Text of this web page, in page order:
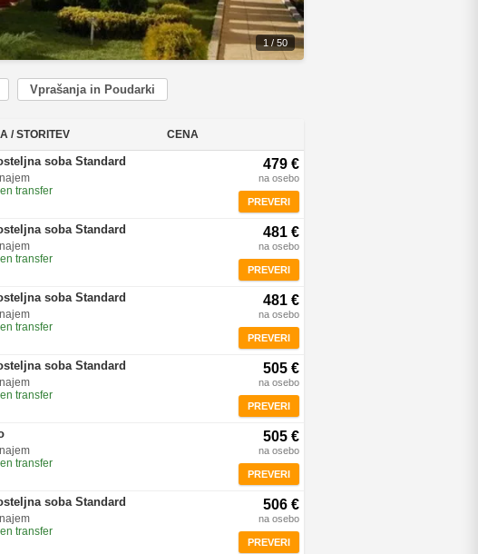
1 / 50
Vprašanja in Poudarki
/ STORITEV CENA
soba Standard
transfer
479 €
na osebo
PREVERI
soba Standard
transfer
481 €
na osebo
PREVERI
soba Standard
transfer
481 €
na osebo
PREVERI
soba Standard
transfer
505 €
na osebo
PREVERI
transfer
505 €
na osebo
PREVERI
soba Standard
transfer
506 €
na osebo
PREVERI